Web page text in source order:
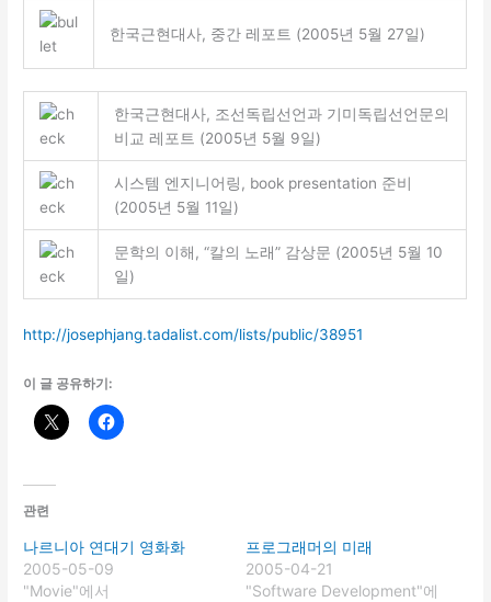
한국근현대사, 중간 레포트 (2005년 5월 27일)
한국근현대사, 조선독립선언과 기미독립선언문의
비교 레포트 (2005년 5월 9일)
시스템 엔지니어링, book presentation 준비
(2005년 5월 11일)
문학의 이해, “칼의 노래” 감상문 (2005년 5월 10
일)
http://josephjang.tadalist.com/lists/public/38951
이 글 공유하기:
관련
나르니아 연대기 영화화
2005-05-09
"Movie"에서
프로그래머의 미래
2005-04-21
"Software Development"에